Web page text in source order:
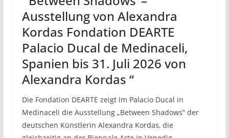
Ausstellung von Alexandra
Kordas Fondation DEARTE
Palacio Ducal de Medinaceli,
Spanien bis 31. Juli 2026 von
Alexandra Kordas “
Die Fondation DEARTE zeigt im Palacio Ducal in
Medinaceli die Ausstellung „Between Shadows“ der
deutschen Künstlerin Alexandra Kordas, die